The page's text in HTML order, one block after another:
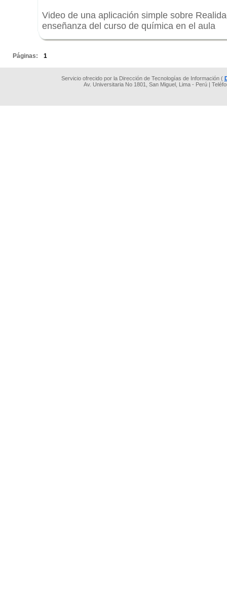
Video de una aplicación simple sobre
enseñanza del curso de química en el aula
Páginas: 1
Servicio ofrecido por la Dirección de Tecnologías de Información (
Av. Universitaria No 1801, San Miguel, Lima - Perú |